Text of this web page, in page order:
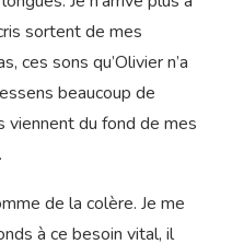
la lumière est douce,
la musique et
Elles sont plus
Je n’arrive plus à
ces sons qu’Olivier n’a